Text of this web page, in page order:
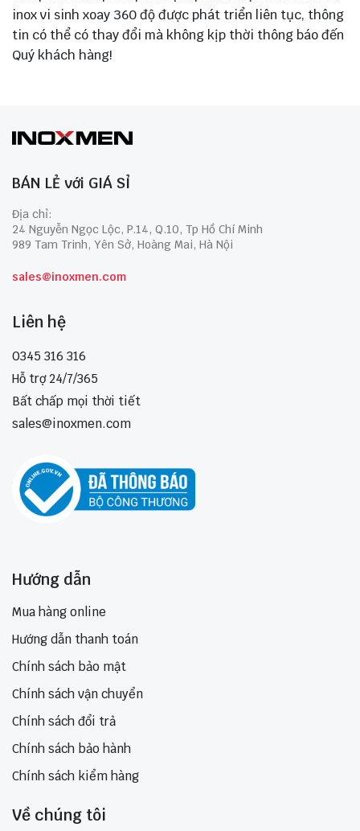
inox vi sinh xoay 360 độ được phát triển liên tục, thông
tin có thể có thay đổi mà không kịp thời thông báo đến
Quý khách hàng!
BÁN LẺ với GIÁ SỈ
Địa chỉ:
24 Nguyễn Ngọc Lộc, P.14, Q.10, Tp Hồ Chí Minh
989 Tam Trinh, Yên Sở, Hoàng Mai, Hà Nội
sales@inoxmen.com
Liên hệ
0345 316 316
Hỗ trợ 24/7/365
Bất chấp mọi thời tiết
sales@inoxmen.com
Hướng dẫn
Mua hàng online
Hướng dẫn thanh toán
Chính sách bảo mật
Chính sách vận chuyển
Chính sách đổi trả
Chính sách bảo hành
Chính sách kiểm hàng
Về chúng tôi